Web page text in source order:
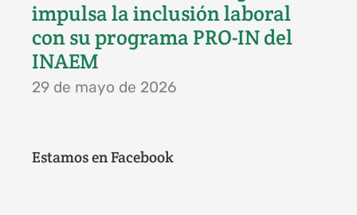
impulsa la inclusión laboral
con su programa PRO-IN del
INAEM
29 de mayo de 2026
Estamos en Facebook